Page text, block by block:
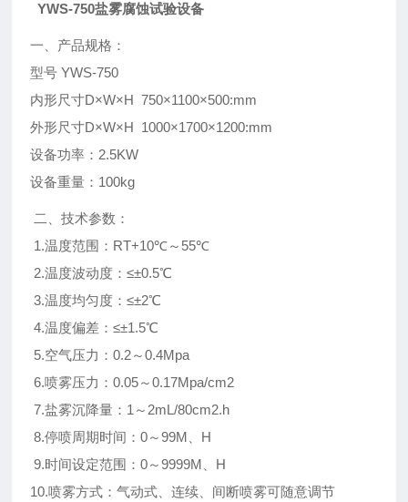
YWS-750盐雾腐蚀试验设备
一、产品规格：
型号 YWS-750
内形尺寸D×W×H 750×1100×500:mm
外形尺寸D×W×H 1000×1700×1200:mm
设备功率：2.5KW
设备重量：100kg
二、技术参数：
1.温度范围：RT+10℃～55℃
2.温度波动度：≤±0.5℃
3.温度均匀度：≤±2℃
4.温度偏差：≤±1.5℃
5.空气压力：0.2～0.4Mpa
6.喷雾压力：0.05～0.17Mpa/cm2
7.盐雾沉降量：1～2mL/80cm2.h
8.停喷周期时间：0～99M、H
9.时间设定范围：0～9999M、H
10.喷雾方式：气动式、连续、间断喷雾可随意调节